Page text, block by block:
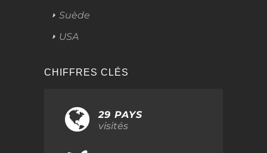
Suède
USA
CHIFFRES CLÉS
29 PAYS
visités